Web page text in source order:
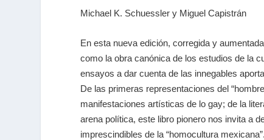
Michael K. Schuessler y Miguel Capistrán
En esta nueva edición, corregida y
como la obra canónica de los estudios de la
ensayos a dar cuenta de las innegables
De las primeras representaciones del
manifestaciones artísticas de lo gay; de la
arena política, este libro pionero nos invita a
imprescindibles de la “homocultura mexicana”.